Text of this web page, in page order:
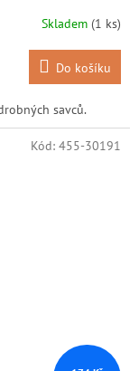
Skladem (1 ks)
Do košíku
savců.
Kód: 455-30191